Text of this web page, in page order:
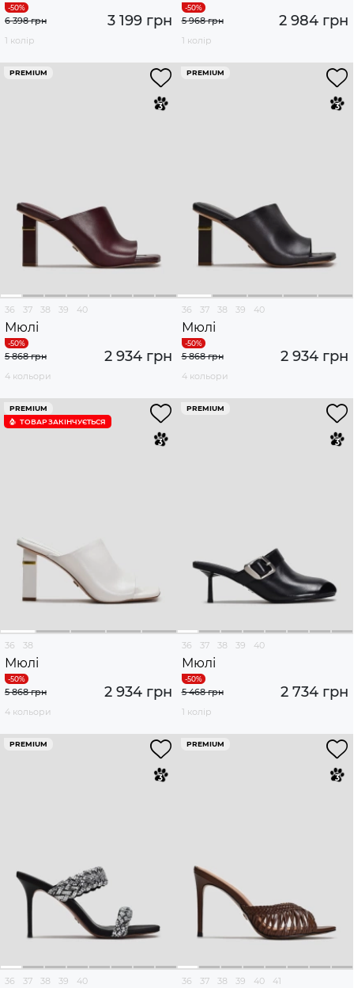
3 199 грн
6 398 грн
1 колір
2 984 грн
5 968 грн
1 колір
PREMIUM
36 37 38 39 40
Мюлі
2 934 грн
5 868 грн
4 кольори
PREMIUM
36 37 38 39 40
Мюлі
2 934 грн
5 868 грн
4 кольори
PREMIUM
ТОВАР ЗАКІНЧУЄTЬСЯ
36 38
Мюлі
2 934 грн
5 868 грн
4 кольори
PREMIUM
36 37 38 39 40
Мюлі
2 734 грн
5 468 грн
1 колір
PREMIUM
36 37 38 39 40
PREMIUM
36 37 38 39 40 41